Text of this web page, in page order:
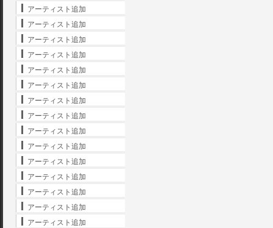
アーティスト追加
アーティスト追加
アーティスト追加
アーティスト追加
アーティスト追加
アーティスト追加
アーティスト追加
アーティスト追加
アーティスト追加
アーティスト追加
アーティスト追加
アーティスト追加
アーティスト追加
アーティスト追加
アーティスト追加